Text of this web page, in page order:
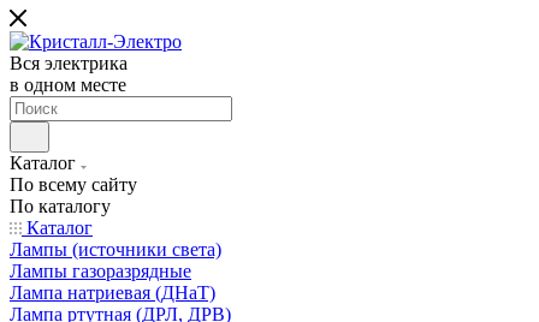
Вся электрика
в одном месте
Каталог
По всему сайту
По каталогу
Каталог
Лампы (источники света)
Лампы газоразрядные
Лампа натриевая (ДНаТ)
Лампа ртутная (ДРЛ, ДРВ)